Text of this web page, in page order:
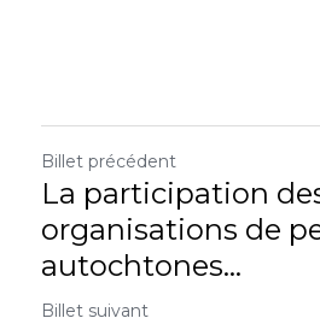
Billet précédent
La participation
organisations de
autochtones...
Billet suivant